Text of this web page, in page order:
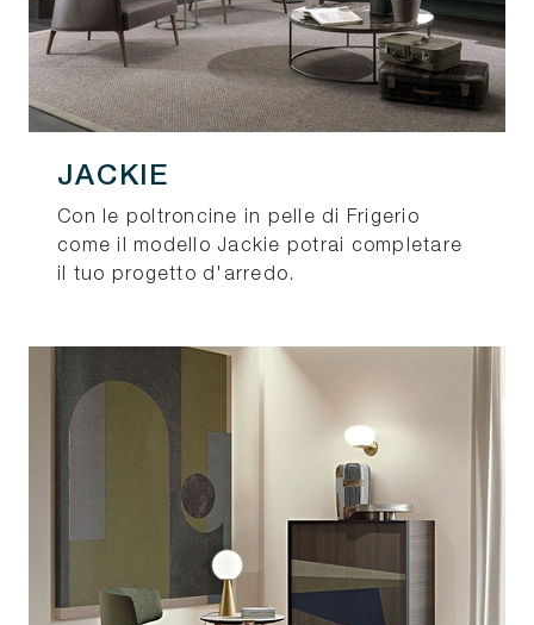
JACKIE
Con le poltroncine in pelle di Frigerio
come il modello Jackie potrai completare
il tuo progetto d'arredo.